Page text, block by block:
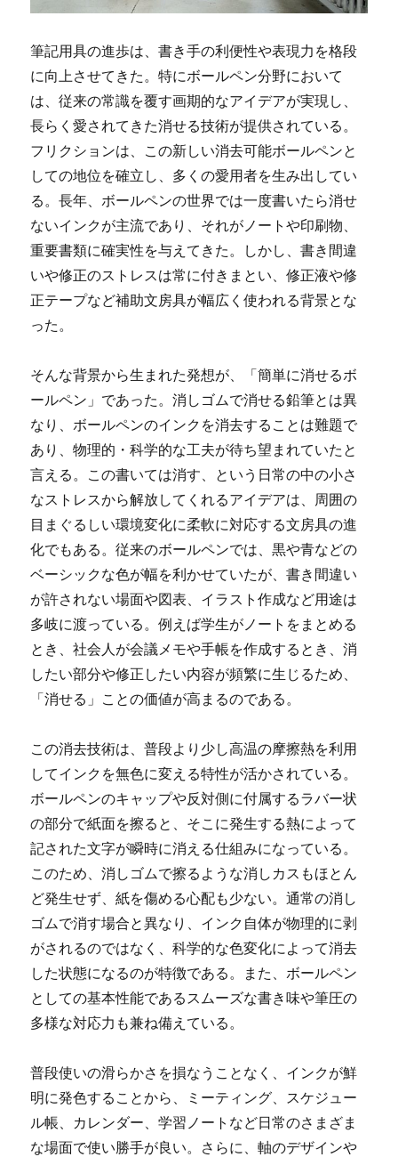
筆記用具の進歩は、書き手の利便性や表現力を格段
に向上させてきた。特にボールペン分野において
は、従来の常識を覆す画期的なアイデアが実現し、
長らく愛されてきた消せる技術が提供されている。
フリクションは、この新しい消去可能ボールペンと
しての地位を確立し、多くの愛用者を生み出してい
る。長年、ボールペンの世界では一度書いたら消せ
ないインクが主流であり、それがノートや印刷物、
重要書類に確実性を与えてきた。しかし、書き間違
いや修正のストレスは常に付きまとい、修正液や修
正テープなど補助文房具が幅広く使われる背景とな
った。
そんな背景から生まれた発想が、「簡単に消せるボ
ールペン」であった。消しゴムで消せる鉛筆とは異
なり、ボールペンのインクを消去することは難題で
あり、物理的・科学的な工夫が待ち望まれていたと
言える。この書いては消す、という日常の中の小さ
なストレスから解放してくれるアイデアは、周囲の
目まぐるしい環境変化に柔軟に対応する文房具の進
化でもある。従来のボールペンでは、黒や青などの
ベーシックな色が幅を利かせていたが、書き間違い
が許されない場面や図表、イラスト作成など用途は
多岐に渡っている。例えば学生がノートをまとめる
とき、社会人が会議メモや手帳を作成するとき、消
したい部分や修正したい内容が頻繁に生じるため、
「消せる」ことの価値が高まるのである。
この消去技術は、普段より少し高温の摩擦熱を利用
してインクを無色に変える特性が活かされている。
ボールペンのキャップや反対側に付属するラバー状
の部分で紙面を擦ると、そこに発生する熱によって
記された文字が瞬時に消える仕組みになっている。
このため、消しゴムで擦るような消しカスもほとん
ど発生せず、紙を傷める心配も少ない。通常の消し
ゴムで消す場合と異なり、インク自体が物理的に剥
がされるのではなく、科学的な色変化によって消去
した状態になるのが特徴である。また、ボールペン
としての基本性能であるスムーズな書き味や筆圧の
多様な対応力も兼ね備えている。
普段使いの滑らかさを損なうことなく、インクが鮮
明に発色することから、ミーティング、スケジュー
ル帳、カレンダー、学習ノートなど日常のさまざま
な場面で使い勝手が良い。さらに、軸のデザインや